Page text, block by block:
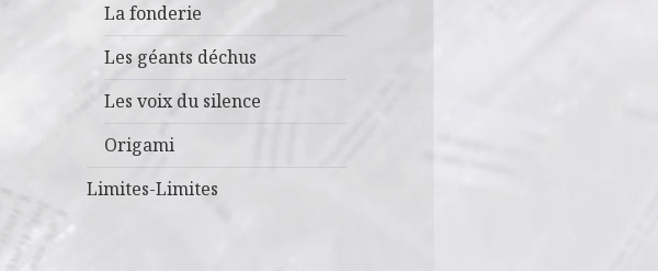
La fonderie
Les géants déchus
Les voix du silence
Origami
Limites-Limites